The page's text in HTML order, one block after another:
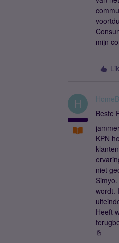
mijn
H
Beste
KPN
niet
wordt.
Heeft
🤞